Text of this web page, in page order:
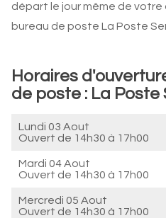
départ le jour même de
bureau de poste La Poste
Horaires
de poste : La Poste
Lundi 03 Aout
Ouvert de 14h30 à 17h00
Mardi 04 Aout
Ouvert de 14h30 à 17h00
Mercredi 05 Aout
Ouvert de 14h30 à 17h00